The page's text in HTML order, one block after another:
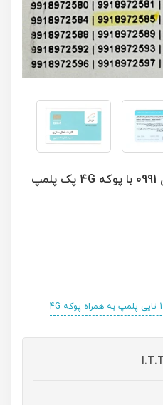
سیم کارت اعتباری همراه اول 0991 با پوکه 4G پک پلمپ